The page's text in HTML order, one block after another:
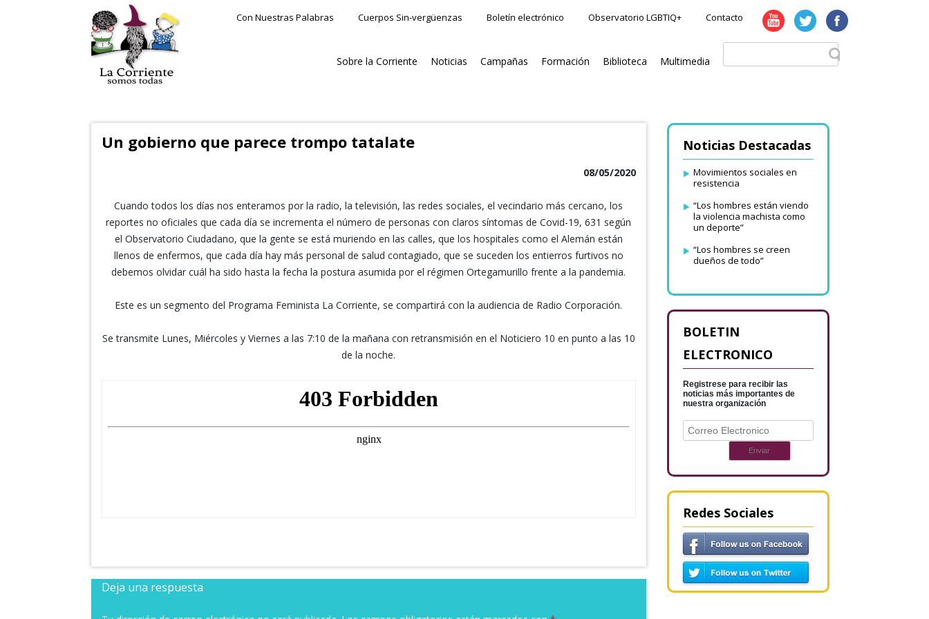
Con Nuestras Palabras Cuerpos Sin-vergüenzas Boletín electrónico Observatorio LGBTIQ+ Contacto
Sobre la Corriente Noticias Campañas Formación Biblioteca Multimedia
Un gobierno que parece trompo tatalate
08/05/2020
Cuando todos los días nos enteramos por la radio, la televisión, las redes sociales, el vecindario más cercano, los
reportes no oficiales que cada día se incrementa el número de personas con claros síntomas de Covid-19, 631 según
el Observatorio Ciudadano, que la gente se está muriendo en las calles, que los hospitales como el Alemán están
llenos de enfermos, que cada día hay más personal de salud contagiado, que se suceden los entierros furtivos no
debemos olvidar cuál ha sido hasta la fecha la postura asumida por el régimen Ortegamurillo frente a la pandemia.
Este es un segmento del Programa Feminista La Corriente, se compartirá con la audiencia de Radio Corporación.
Se transmite Lunes, Miércoles y Viernes a las 7:10 de la mañana con retransmisión en el Noticiero 10 en punto a las 10
de la noche.
Deja una respuesta
Noticias Destacadas
Movimientos sociales en
resistencia
“Los hombres están viendo
la violencia machista como
un deporte”
“Los hombres se creen
dueños de todo”
BOLETIN
ELECTRONICO
Registrese para recibir las
noticias más importantes de
nuestra organización
Redes Sociales